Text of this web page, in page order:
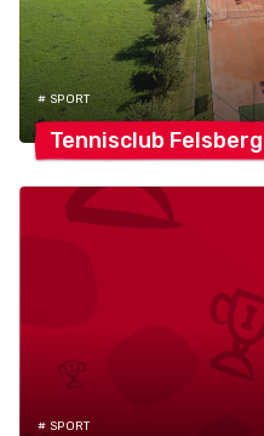
# SPORT
Tennisclub Felsberg
# SPORT